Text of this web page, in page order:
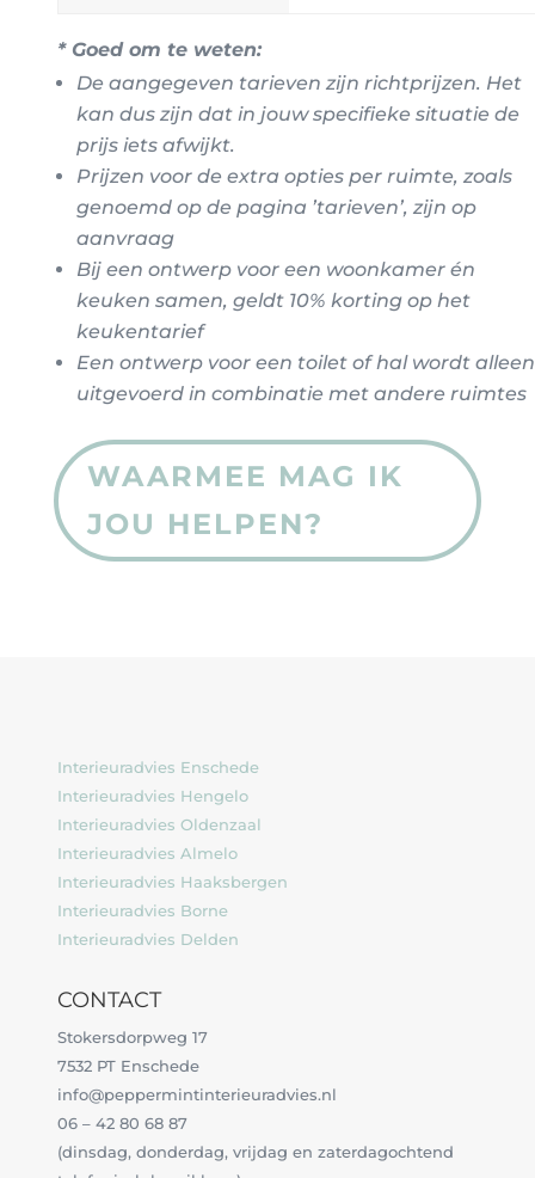
* Goed om te weten:
De aangegeven tarieven zijn richtprijzen. Het
kan dus zijn dat in jouw specifieke situatie de
prijs iets afwijkt.
Prijzen voor de extra opties per ruimte, zoals
genoemd op de pagina ’tarieven’, zijn op
aanvraag
Bij een ontwerp voor een woonkamer én
keuken samen, geldt 10% korting op het
keukentarief
Een ontwerp voor een toilet of hal wordt alleen
uitgevoerd in combinatie met andere ruimtes
WAARMEE MAG IK
JOU HELPEN?
Interieuradvies Enschede
Interieuradvies Hengelo
Interieuradvies Oldenzaal
Interieuradvies Almelo
Interieuradvies Haaksbergen
Interieuradvies Borne
Interieuradvies Delden
CONTACT
Stokersdorpweg 17
7532 PT Enschede
info@peppermintinterieuradvies.nl
06 – 42 80 68 87
(dinsdag, donderdag, vrijdag en zaterdagochtend